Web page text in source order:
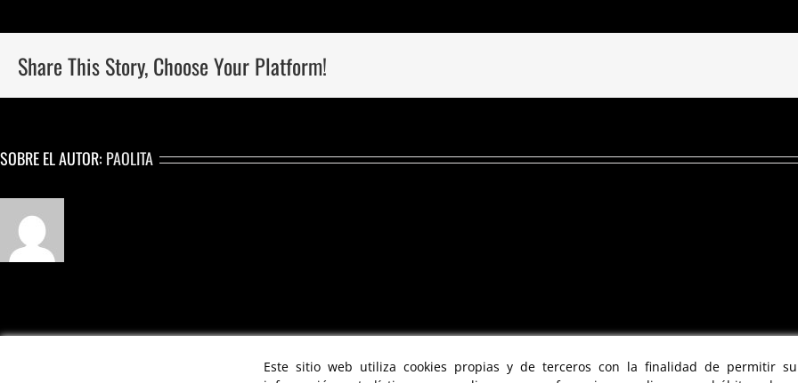
Share This Story, Choose Your Platform!
SOBRE EL AUTOR: PAOLITA
Este sitio web utiliza cookies propias y de terceros con la finalidad de permitir su